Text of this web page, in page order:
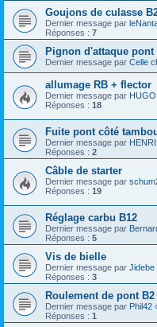
Goujons de culasse
Dernier message par
Réponses : 7
Pignon d'attaque pont
Dernier message par Celle
allumage RB + flector
Dernier message par HUGO
Réponses : 18
Fuite pont côté
Dernier message par HENRI
Réponses : 2
Câble de starter
Dernier message par
Réponses : 19
Réglage carbu B12
Dernier message par
Réponses : 5
Vis de bielle
Dernier message par Jidebe
Réponses : 3
Roulement de pont B2
Dernier message par Phil42
Réponses : 1